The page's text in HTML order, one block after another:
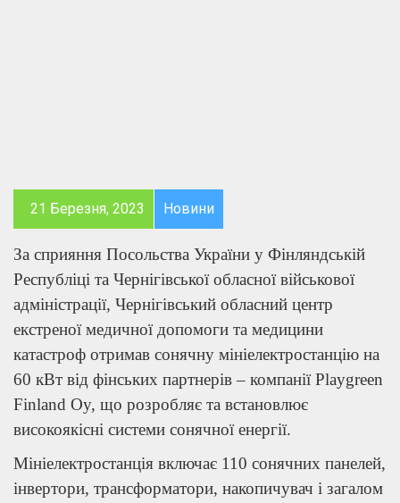
21 Березня, 2023 Новини
За сприяння Посольства України у Фінляндській
Республіці та Чернігівської обласної військової
адміністрації, Чернігівський обласний центр
екстреної медичної допомоги та медицини
катастроф отримав сонячну мініелектростанцію на
60 кВт від фінських партнерів – компанії Playgreen
Finland Oy, що розробляє та встановлює
високоякісні системи сонячної енергії.
Мініелектростанція включає 110 сонячних панелей,
інвертори, трансформатори, накопичувач і загалом